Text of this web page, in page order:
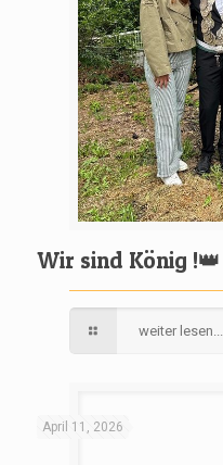
Wir sind König !👑
weiter lesen....
April 11, 2026